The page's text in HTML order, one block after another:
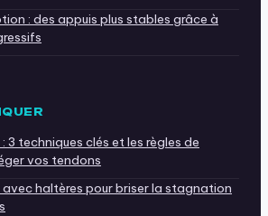
: des appuis plus stables grâce à
3 techniques clés et les règles de
vos tendons
avec haltères pour briser la stagnation